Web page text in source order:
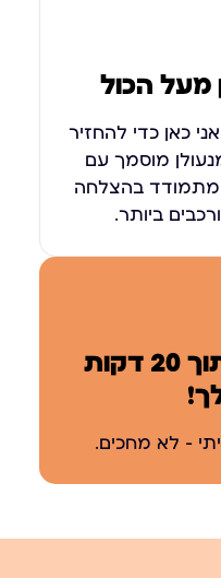
מעל הכול
כאן כדי להחזיר
מוסמך עם
שמתמודד בהצלחה
ביותר.
התקשר עכשיו ותוך 20 דקות
– לא מחכים.